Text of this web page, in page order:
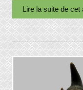
Lire la suite de cet